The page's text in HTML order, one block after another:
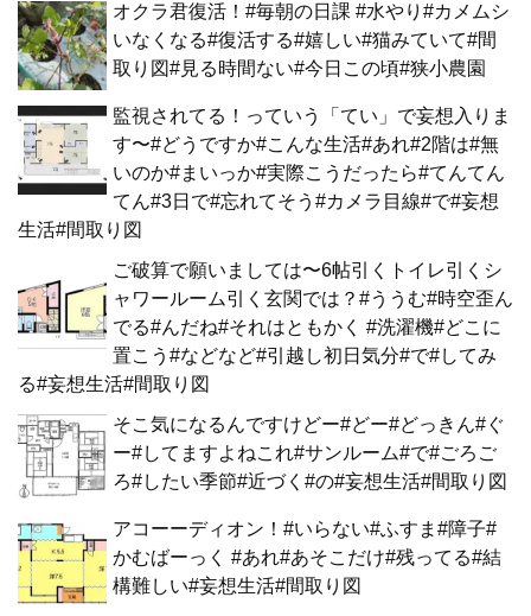
オクラ君復活！#毎朝の日課 #水やり#カメムシ
いなくなる#復活する#嬉しい#猫みていて#間
取り図#見る時間ない#今日この頃#狭小農園
監視されてる！っていう「てい」で妄想入りま
す〜#どうですか#こんな生活#あれ#2階は#無
いのか#まいっか#実際こうだったら#てんてん
てん#3日で#忘れてそう#カメラ目線#で#妄想
生活#間取り図
ご破算で願いましては〜6帖引くトイレ引くシ
ャワールーム引く玄関では？#ううむ#時空歪ん
でる#んだね#それはともかく #洗濯機#どこに
置こう#などなど#引越し初日気分#で#してみ
る#妄想生活#間取り図
そこ気になるんですけどー#どー#どっきん#ぐ
ー#してますよねこれ#サンルーム#で#ごろご
ろ#したい季節#近づく#の#妄想生活#間取り図
アコーーディオン！#いらない#ふすま#障子#
かむばーっく #あれ#あそこだけ#残ってる#結
構難しい#妄想生活#間取り図